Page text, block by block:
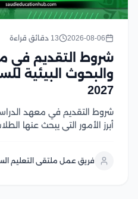
2026-08-06 13 دقائق قراءة
شروط التقديم في
والبحوث البيئية
2027
شروط التقديم في معهد
أبرز الأمور التي يبحث عنها
المطلوبة، والالتزام
فريق عمل ملتقى التعليم